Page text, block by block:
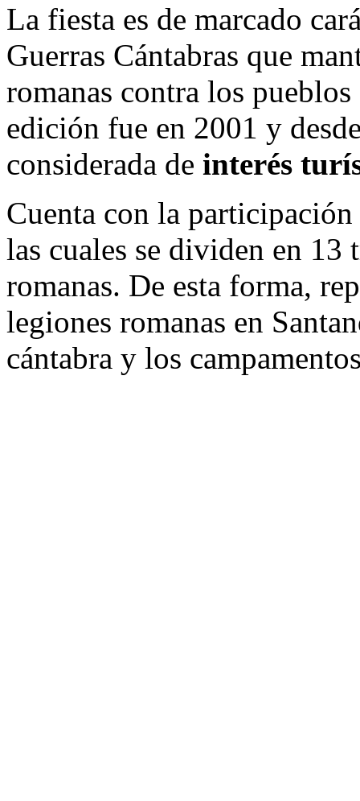
La fiesta es de marcado
Guerras Cántabras que
romanas contra los
edición fue en 2001 y
considerada de interés
Cuenta con la
las cuales se dividen en 13
romanas. De esta forma,
legiones romanas en
cántabra y los